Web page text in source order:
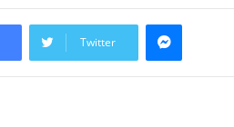
Twitter
Penduduk
Mesir Desak
Sempadan Rafah,